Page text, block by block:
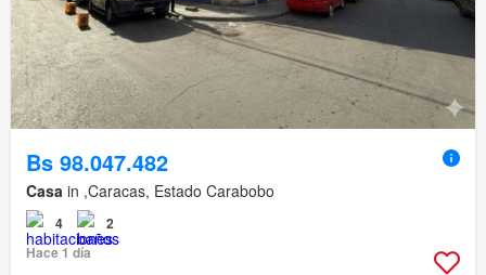
Bs 98.047.482
Casa in ,Caracas, Estado Carabobo
4
2
Hace 1 día